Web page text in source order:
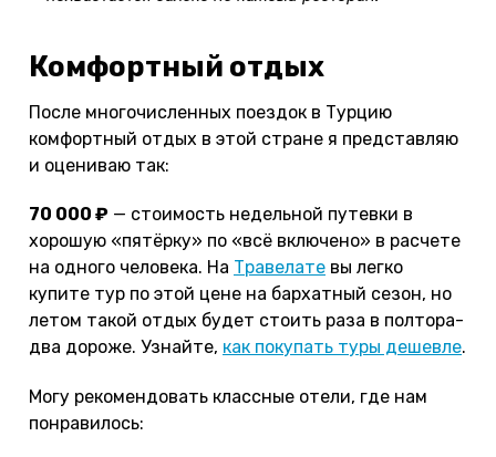
Комфортный отдых
После многочисленных поездок в Турцию
комфортный отдых в этой стране я представляю
и оцениваю так:
70 000 ₽ — стоимость недельной путевки в
хорошую «пятёрку» по «всё включено» в расчете
на одного человека. На Травелате вы легко
купите тур по этой цене на бархатный сезон, но
летом такой отдых будет стоить раза в полтора-
два дороже. Узнайте, как покупать туры дешевле.
Могу рекомендовать классные отели, где нам
понравилось: